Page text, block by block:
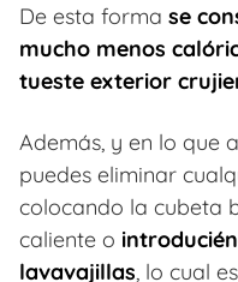
De esta forma se
mucho menos
tueste exterior
Además, y en lo que
puedes eliminar
colocando la cubeta
caliente o
lavavajillas, lo cual